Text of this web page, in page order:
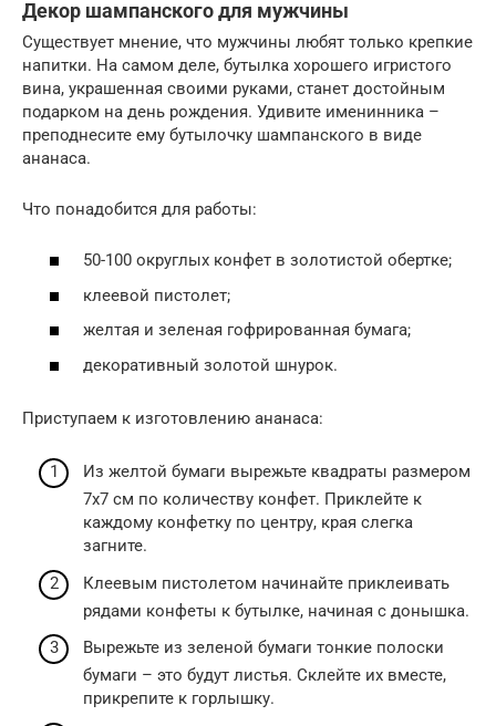
Декор шампанского для мужчины
Существует мнение, что мужчины любят только крепкие
напитки. На самом деле, бутылка хорошего игристого
вина, украшенная своими руками, станет достойным
подарком на день рождения. Удивите именинника –
преподнесите ему бутылочку шампанского в виде
ананаса.
Что понадобится для работы:
50-100 округлых конфет в золотистой обертке;
клеевой пистолет;
желтая и зеленая гофрированная бумага;
декоративный золотой шнурок.
Приступаем к изготовлению ананаса:
Из желтой бумаги вырежьте квадраты размером
7х7 см по количеству конфет. Приклейте к
каждому конфетку по центру, края слегка
загните.
Клеевым пистолетом начинайте приклеивать
рядами конфеты к бутылке, начиная с донышка.
Вырежьте из зеленой бумаги тонкие полоски
бумаги – это будут листья. Склейте их вместе,
прикрепите к горлышку.